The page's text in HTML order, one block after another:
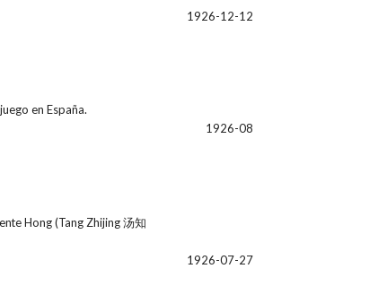
1926-12-12
en España.
1926-08
Hong (Tang Zhijing 汤知
1926-07-27